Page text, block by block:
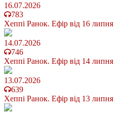
16.07.2026
783
Хеппі Ранок. Ефір від 16 липня
14.07.2026
746
Хеппі Ранок. Ефір від 14 липня
13.07.2026
639
Хеппі Ранок. Ефір від 13 липня